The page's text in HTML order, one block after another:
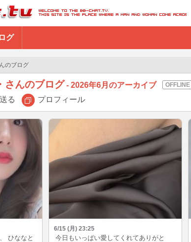
グ
のブログ
さんのブログ
2026年6月のアーカイブ
る
プロフィール
ひななと
6/15 (月) 23:25
今日もいっぱい愛してくれてありがと